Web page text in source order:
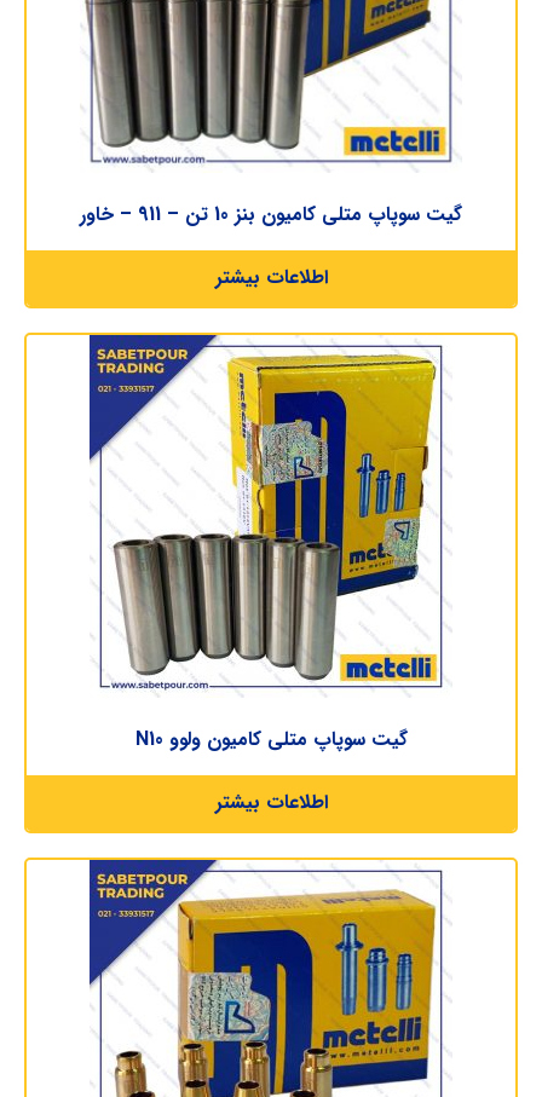
گیت سوپاپ متلی کامیون بنز 10 تن – 911 – خاور
اطلاعات بیشتر
گیت سوپاپ متلی کامیون ولوو N10
اطلاعات بیشتر